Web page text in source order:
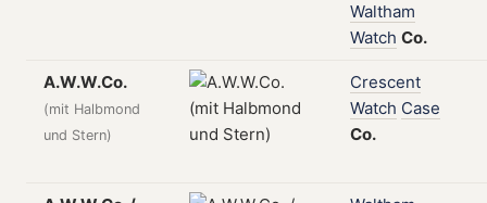
Waltham
Watch Co.
A.W.W.Co.
(mit Halbmond
und Stern)
Crescent
Watch Case
Co.